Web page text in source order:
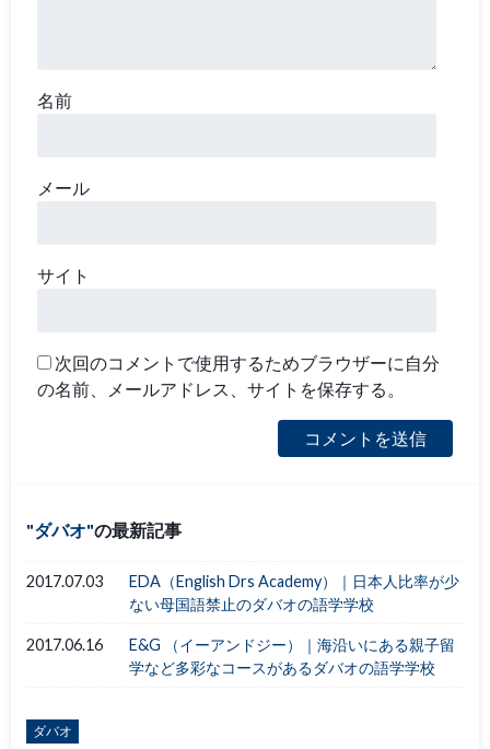
名前
メール
サイト
次回のコメントで使用するためブラウザーに自分
の名前、メールアドレス、サイトを保存する。
ダバオ の最新記事
2017.07.03
EDA（English Drs Academy）｜日本人比率が少
ない母国語禁止のダバオの語学学校
2017.06.16
E&G （イーアンドジー）｜海沿いにある親子留
学など多彩なコースがあるダバオの語学学校
ダバオ